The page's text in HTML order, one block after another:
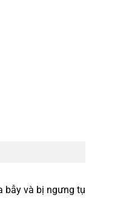
bẫy và bị ngưng tụ